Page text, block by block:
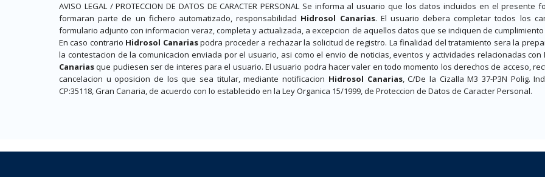
AVISO LEGAL / PROTECCION DE DATOS DE CARACTER PERSONAL Se informa al usuario que los datos incluidos en el presente
formaran parte de un fichero automatizado, responsabilidad Hidrosol Canarias. El usuario debera completar todos los
formulario adjunto con informacion veraz, completa y actualizada, a excepcion de aquellos datos que se indiquen de
En caso contrario Hidrosol Canariaspodra proceder a rechazar la solicitud de registro. La finalidad del tratamiento sera la
la contestacion de la comunicacion enviada por el usuario, asi como el envio de noticias, eventos y actividades relacionadas con
Canariasque pudiesen ser de interes para el usuario. El usuario podra hacer valer en todo momento los derechos de acceso,
cancelacion u oposicion de los que sea titular, mediante notificacion Hidrosol Canarias, C/De la Cizalla M3 37-P3N Polig.
CP:35118, Gran Canaria, de acuerdo con lo establecido en la Ley Organica 15/1999, de Proteccion de Datos de Caracter Personal.